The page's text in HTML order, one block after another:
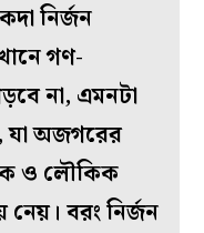
নির্জন
গণ-
না, এমনটা
যা অজগরের
ও লৌকিক
বরং নির্জন